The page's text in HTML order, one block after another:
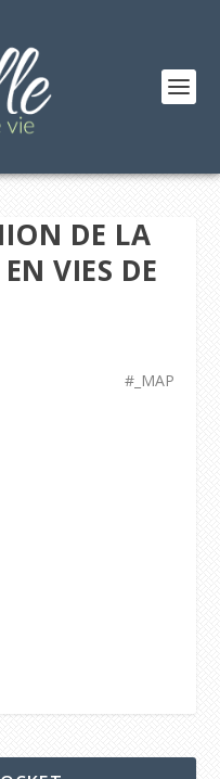
DE LA
VIES DE
#_MAP